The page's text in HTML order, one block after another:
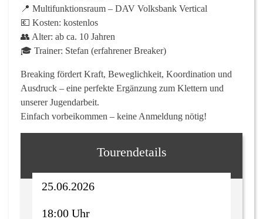
📍 Multifunktionsraum – DAV Volksbank Vertical
💶 Kosten: kostenlos
👥 Alter: ab ca. 10 Jahren
🎓 Trainer: Stefan (erfahrener Breaker)
Breaking fördert Kraft, Beweglichkeit, Koordination und
Ausdruck – eine perfekte Ergänzung zum Klettern und
unserer Jugendarbeit.
Einfach vorbeikommen – keine Anmeldung nötig!
Tourendetails
25.06.2026
18:00 Uhr